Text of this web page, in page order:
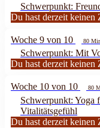
Schwerpunkt:
Du hast derzeit
Woche 9 von 10 80
Schwerpunkt: Mit
Du hast derzeit
Woche 10 von 10 80
Schwerpunkt: Yoga
Vitalitätsgefühl
Du hast derzeit